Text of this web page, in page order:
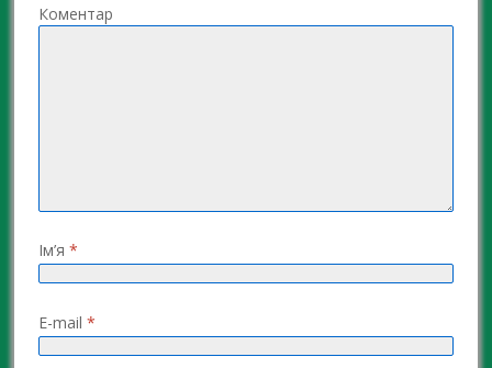
Коментар
Ім’я *
E-mail *